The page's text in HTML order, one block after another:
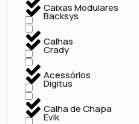
Caixas Modulares
Calhas
Acessórios
Calha de Chapa
Backsys
Crady
Digitus
Evik